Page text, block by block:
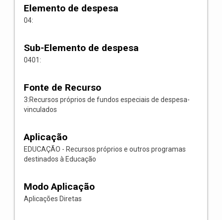
Elemento de despesa
04:
Sub-Elemento de despesa
0401:
Fonte de Recurso
3:Recursos próprios de fundos especiais de despesa-
vinculados
Aplicação
EDUCAÇÃO - Recursos próprios e outros programas
destinados à Educação
Modo Aplicação
Aplicações Diretas